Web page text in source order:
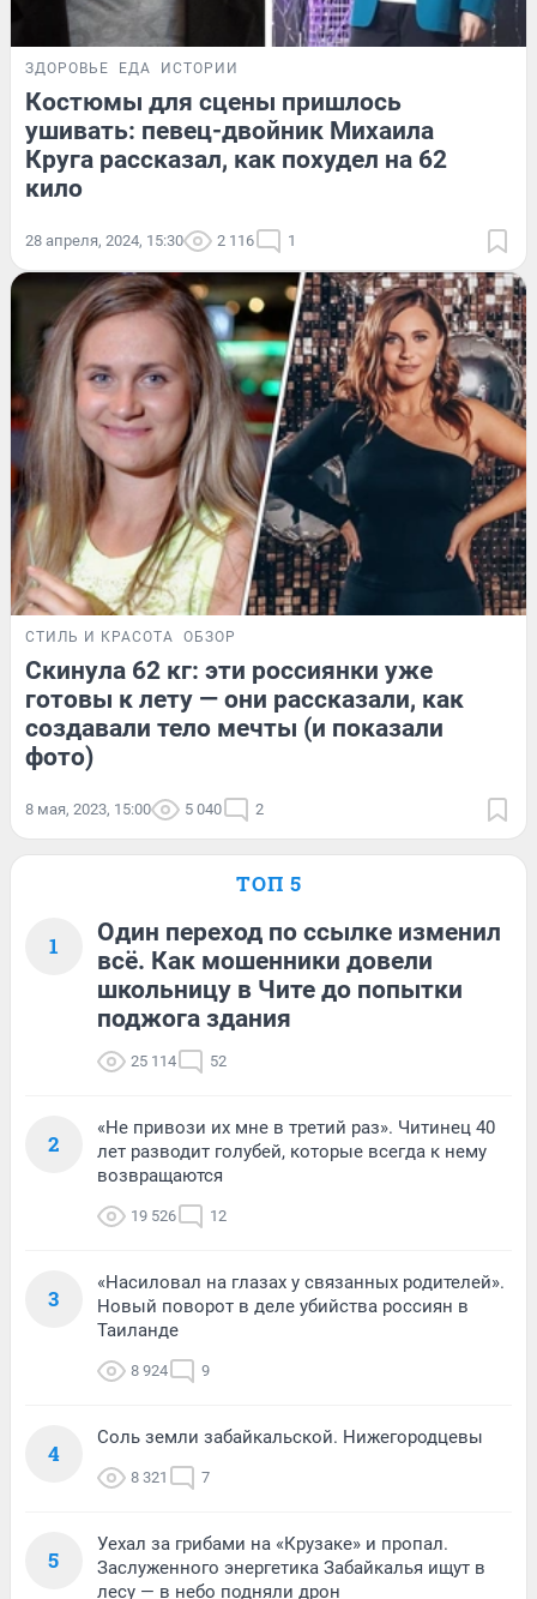
ЗДОРОВЬЕ ЕДА ИСТОРИИ
Костюмы для сцены пришлось
ушивать: певец-двойник Михаила
Круга рассказал, как похудел на 62
кило
28 апреля, 2024, 15:30 2 116 1
СТИЛЬ И КРАСОТА ОБЗОР
Скинула 62 кг: эти россиянки уже
готовы к лету — они рассказали, как
создавали тело мечты (и показали
фото)
8 мая, 2023, 15:00 5 040 2
ТОП 5
1
Один переход по ссылке изменил
всё. Как мошенники довели
школьницу в Чите до попытки
поджога здания
25 114 52
2
«Не привози их мне в третий раз». Читинец 40
лет разводит голубей, которые всегда к нему
возвращаются
19 526 12
3
«Насиловал на глазах у связанных родителей».
Новый поворот в деле убийства россиян в
Таиланде
8 924 9
4
Соль земли забайкальской. Нижегородцевы
8 321 7
5
Уехал за грибами на «Крузаке» и пропал.
Заслуженного энергетика Забайкалья ищут в
лесу — в небо подняли дрон